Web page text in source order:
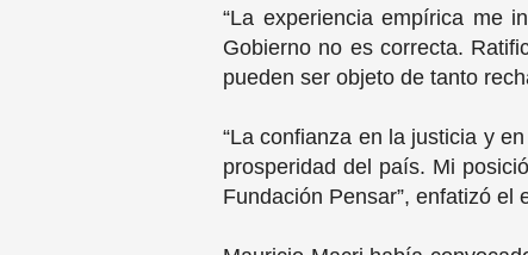
“La experiencia empírica me
Gobierno no es correcta.
pueden ser objeto de tanto
“La confianza en la justicia y
prosperidad del país. Mi
Fundación Pensar”, enfatizó